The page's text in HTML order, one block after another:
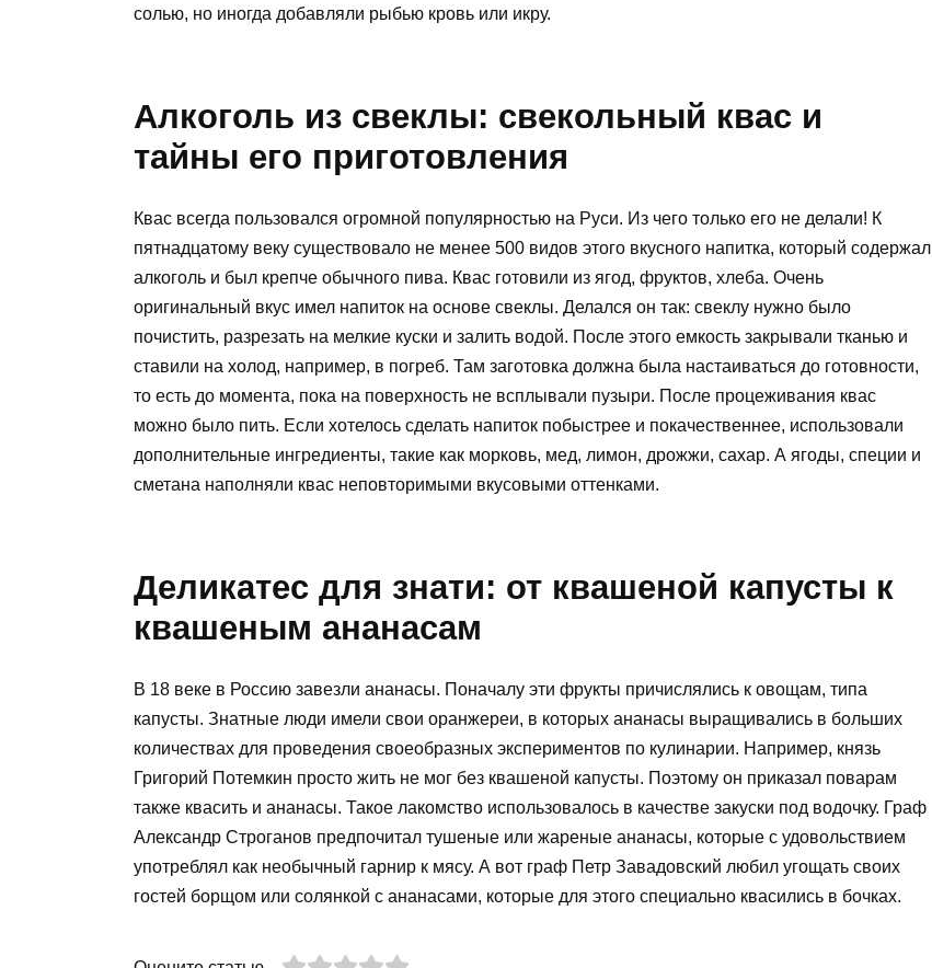
солью, но иногда добавляли рыбью кровь или икру.
Алкоголь из свеклы: свекольный квас и
тайны его приготовления
Квас всегда пользовался огромной популярностью на Руси. Из чего только его не делали! К
пятнадцатому веку существовало не менее 500 видов этого вкусного напитка, который содержал
алкоголь и был крепче обычного пива. Квас готовили из ягод, фруктов, хлеба. Очень
оригинальный вкус имел напиток на основе свеклы. Делался он так: свеклу нужно было
почистить, разрезать на мелкие куски и залить водой. После этого емкость закрывали тканью и
ставили на холод, например, в погреб. Там заготовка должна была настаиваться до готовности,
то есть до момента, пока на поверхность не всплывали пузыри. После процеживания квас
можно было пить. Если хотелось сделать напиток побыстрее и покачественнее, использовали
дополнительные ингредиенты, такие как морковь, мед, лимон, дрожжи, сахар. А ягоды, специи и
сметана наполняли квас неповторимыми вкусовыми оттенками.
Деликатес для знати: от квашеной капусты к
квашеным ананасам
В 18 веке в Россию завезли ананасы. Поначалу эти фрукты причислялись к овощам, типа
капусты. Знатные люди имели свои оранжереи, в которых ананасы выращивались в больших
количествах для проведения своеобразных экспериментов по кулинарии. Например, князь
Григорий Потемкин просто жить не мог без квашеной капусты. Поэтому он приказал поварам
также квасить и ананасы. Такое лакомство использовалось в качестве закуски под водочку. Граф
Александр Строганов предпочитал тушеные или жареные ананасы, которые с удовольствием
употреблял как необычный гарнир к мясу. А вот граф Петр Завадовский любил угощать своих
гостей борщом или солянкой с ананасами, которые для этого специально квасились в бочках.